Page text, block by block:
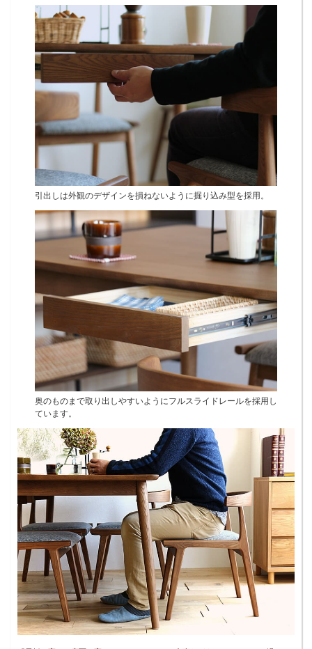
引出しは外観のデザインを損ねないように掘り込み型を採用。
奥のものまで取り出しやすいようにフルスライドレールを採用し
ています。